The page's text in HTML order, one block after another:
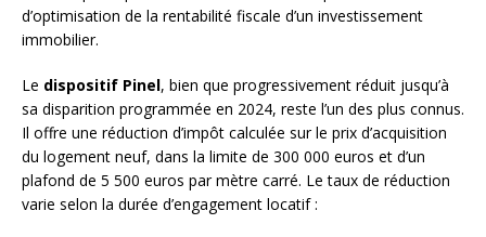
d’optimisation de la rentabilité fiscale d’un investissement
immobilier.
Le dispositif Pinel, bien que progressivement réduit jusqu’à
sa disparition programmée en 2024, reste l’un des plus connus.
Il offre une réduction d’impôt calculée sur le prix d’acquisition
du logement neuf, dans la limite de 300 000 euros et d’un
plafond de 5 500 euros par mètre carré. Le taux de réduction
varie selon la durée d’engagement locatif :